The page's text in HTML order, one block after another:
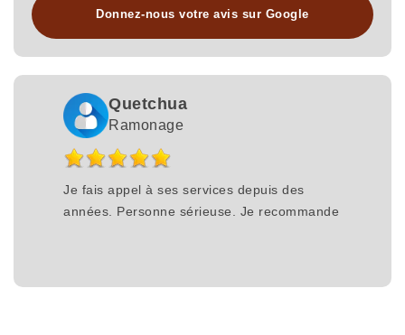
Donnez-nous votre avis sur Google
Quetchua
Ramonage
Je fais appel à ses services depuis des
années. Personne sérieuse. Je recommande